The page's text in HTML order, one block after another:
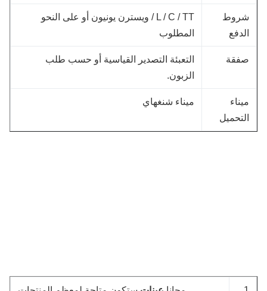
L / C / TT / ويسترن يونيون أو على النحو
المطلوب
التعبئة التصدير القياسية أو حسب طلب
الزبون.
ميناء شنغهاي